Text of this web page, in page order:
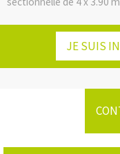
Places de
Le prix de vente est
5%(HT) du montant du
Les informations sur les
JE SUIS